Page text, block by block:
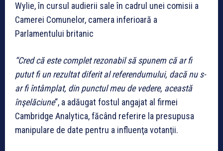
Wylie, în cursul audierii sale în cadrul unei comisii a
Camerei Comunelor, camera inferioară a
Parlamentului britanic
“Cred că este complet rezonabil să spunem că ar fi
putut fi un rezultat diferit al referendumului, dacă nu s-
ar fi întâmplat, din punctul meu de vedere, această
înşelăciune“, a adăugat fostul angajat al firmei
Cambridge Analytica, făcând referire la presupusa
manipulare de date pentru a influenţa votanţii.